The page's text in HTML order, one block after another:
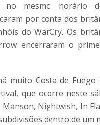
no mesmo horário
por conta dos
do WarCry. Os
encerraram o
muito Costa de
que ocorre neste
Nightwish, In
dentro de um